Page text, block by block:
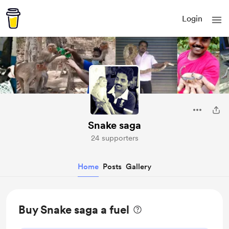
Login
Snake saga
24 supporters
Home Posts Gallery
Buy Snake saga a fuel